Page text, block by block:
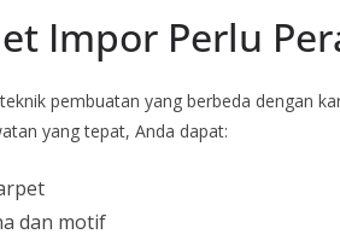
Impor Perlu
pembuatan yang berbeda dengan
yang tepat, Anda dapat:
dan motif